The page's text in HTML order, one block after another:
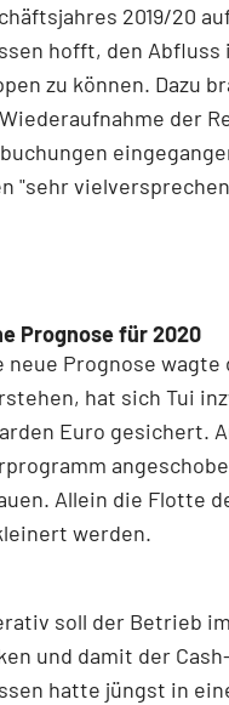
2019/20
hofft, den Abfluss
zu können. Dazu
der
"sehr
Prognose für 2020
neue Prognose
hat sich Tui
Euro gesichert.
Allein die Flotte
werden.
soll der Betrieb
und damit der
hatte jüngst in